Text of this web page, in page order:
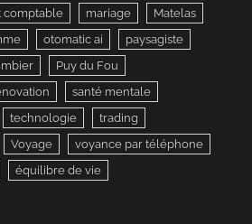
comptable mariage
Matelas
otomatic ai
paysagiste
Puy du Fou
santé mentale
technologie
trading
Voyage
voyance par téléphone
équilibre de vie